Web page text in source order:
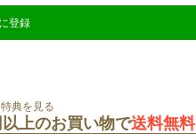
登録
典を見る
上のお買い物で送料無料